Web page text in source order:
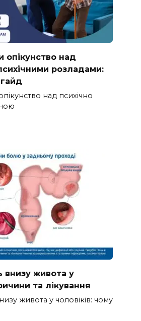
опікунство над
розладами:
над психічно
внизу живота у
та лікування
живота у чоловіків: чому